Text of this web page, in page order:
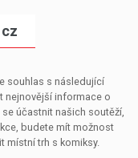
souhlas s následující
nejnovější informace o
účastnit našich soutěží,
budete mít možnost
místní trh s komiksy.